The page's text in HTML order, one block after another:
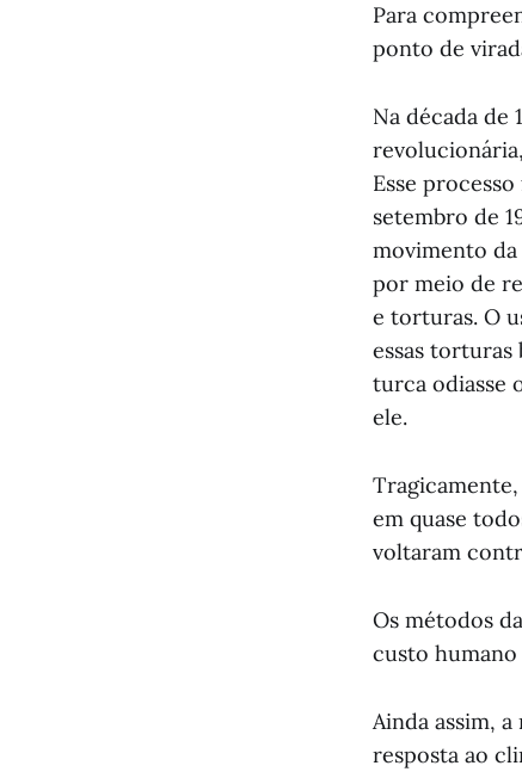
Para
ponto de
Na década de
Esse
setembro de
movimento
por meio de
e torturas. O
essas torturas
turca odiasse
ele.
em quase
voltaram
Os métodos
custo
Ainda assim,
resposta ao